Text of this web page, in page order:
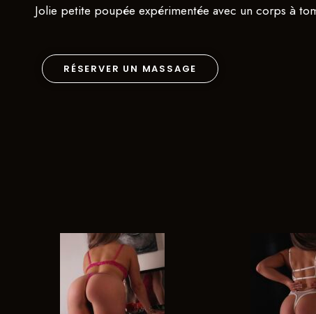
Jolie petite poupée expérimentée avec un corps à
RÉSERVER UN MASSAGE